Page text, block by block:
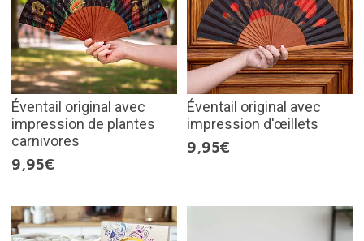
Éventail original avec
impression de plantes
carnivores
9,95€
Éventail original avec
impression d'œillets
9,95€